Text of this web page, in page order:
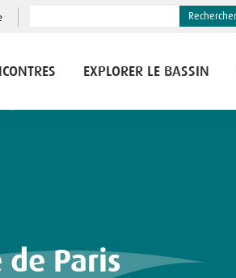
EXPLORER LE BASSIN
de Paris